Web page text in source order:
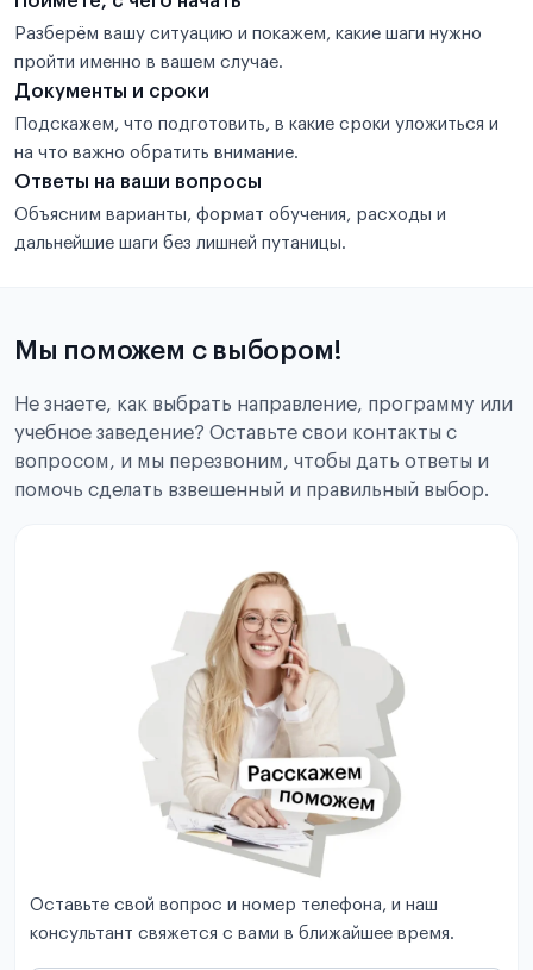
Разберём вашу ситуацию и покажем, какие шаги нужно
пройти именно в вашем случае.
Документы и сроки
Подскажем, что подготовить, в какие сроки уложиться и
на что важно обратить внимание.
Ответы на ваши вопросы
Объясним варианты, формат обучения, расходы и
дальнейшие шаги без лишней путаницы.
Мы поможем с выбором!
Не знаете, как выбрать направление, программу или
учебное заведение? Оставьте свои контакты с
вопросом, и мы перезвоним, чтобы дать ответы и
помочь сделать взвешенный и правильный выбор.
Оставьте свой вопрос и номер телефона, и наш
консультант свяжется с вами в ближайшее время.